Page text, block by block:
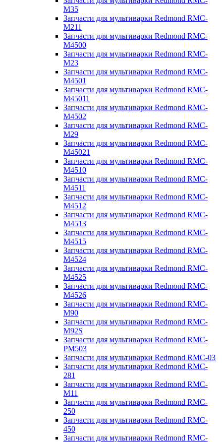
M35
Запчасти для мультиварки Redmond RMC-
M211
Запчасти для мультиварки Redmond RMC-
M4500
Запчасти для мультиварки Redmond RMC-
M23
Запчасти для мультиварки Redmond RMC-
M4501
Запчасти для мультиварки Redmond RMC-
M45011
Запчасти для мультиварки Redmond RMC-
M4502
Запчасти для мультиварки Redmond RMC-
M29
Запчасти для мультиварки Redmond RMC-
M45021
Запчасти для мультиварки Redmond RMC-
M4510
Запчасти для мультиварки Redmond RMC-
M4511
Запчасти для мультиварки Redmond RMC-
M4512
Запчасти для мультиварки Redmond RMC-
M4513
Запчасти для мультиварки Redmond RMC-
M4515
Запчасти для мультиварки Redmond RMC-
M4524
Запчасти для мультиварки Redmond RMC-
M4525
Запчасти для мультиварки Redmond RMC-
M4526
Запчасти для мультиварки Redmond RMC-
M90
Запчасти для мультиварки Redmond RMC-
M92S
Запчасти для мультиварки Redmond RMC-
PM503
Запчасти для мультиварки Redmond RMC-03
Запчасти для мультиварки Redmond RMC-
281
Запчасти для мультиварки Redmond RMC-
M11
Запчасти для мультиварки Redmond RMC-
250
Запчасти для мультиварки Redmond RMC-
450
Запчасти для мультиварки Redmond RMC-